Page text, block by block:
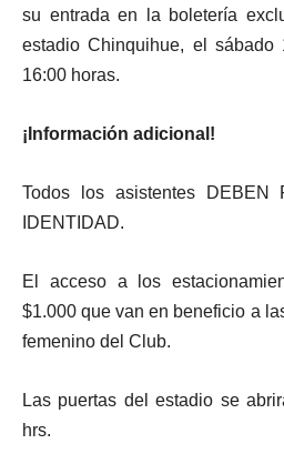
su entrada en la boletería
estadio Chinquihue, el
16:00 horas.
¡Información adicional!
Todos los asistentes DEBEN
IDENTIDAD.
El acceso a los
$1.000 que van en beneficio a
femenino del Club.
Las puertas del estadio se
hrs.